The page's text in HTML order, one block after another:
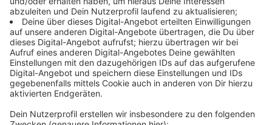
Kreuz ist bereits in voller Stärke vor Ort und hatte bis
zum Nachmittag 32 Einsätze gezählt. Das seien
verhältnismäßig wenige. Es gab Behandlungen wegen
Schnittverletzungen und umgeknickten Füßen. Von
Freitag bis Sonntag treten 72 Bands bei Rock am Ring
auf. Top-Acts sind unter anderem die Ärzte, Green Day
und Måneskin. Die Wettervorhersage ist gut: Etwas
Sonne, kein Regen und nicht zu heiß. Im vergangenen
Jahr waren rund 70.000 Zuschauer bei Rock am Ring.